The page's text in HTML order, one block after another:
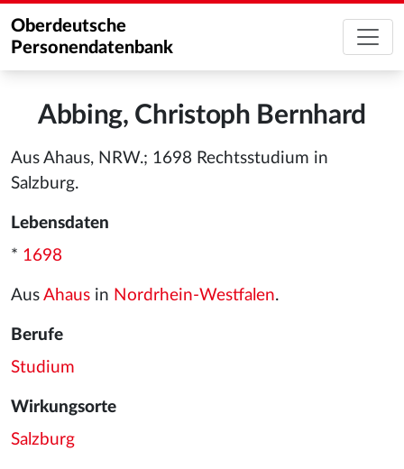
Oberdeutsche
Personendatenbank
Abbing, Christoph Bernhard
Aus Ahaus, NRW.; 1698 Rechtsstudium in
Salzburg.
Lebensdaten
* 1698
Aus Ahaus in Nordrhein-Westfalen.
Berufe
Studium
Wirkungsorte
Salzburg